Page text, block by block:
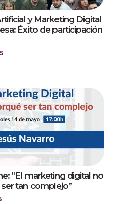
y Marketing Digital
Éxito de participación
“El marketing digital no
tan complejo”